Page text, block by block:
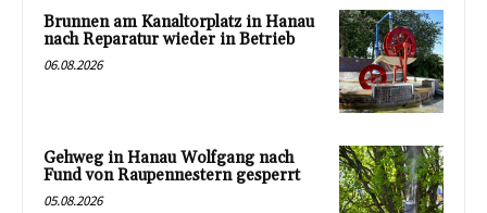
Brunnen am Kanaltorplatz in Hanau
nach Reparatur wieder in Betrieb
06.08.2026
Gehweg in Hanau Wolfgang nach
Fund von Raupennestern gesperrt
05.08.2026